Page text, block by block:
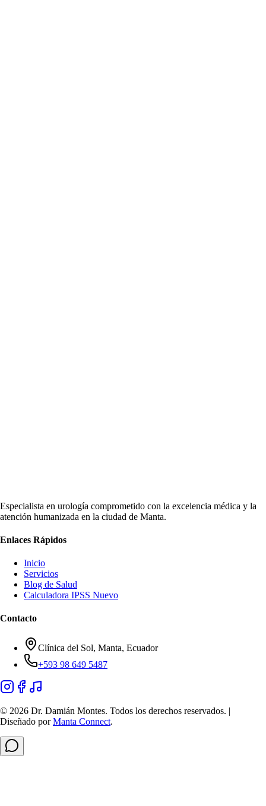
Especialista en urología comprometido con la excelencia médica y la
atención humanizada en la ciudad de Manta.
Enlaces Rápidos
Inicio
Servicios
Blog de Salud
Calculadora IPSS Nuevo
Contacto
Clínica del Sol, Manta, Ecuador
+593 98 649 5487
© 2026 Dr. Damián Montes. Todos los derechos reservados. |
Diseñado porManta Connect.